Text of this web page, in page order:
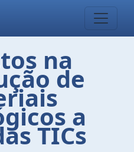
na
de
a
TICs